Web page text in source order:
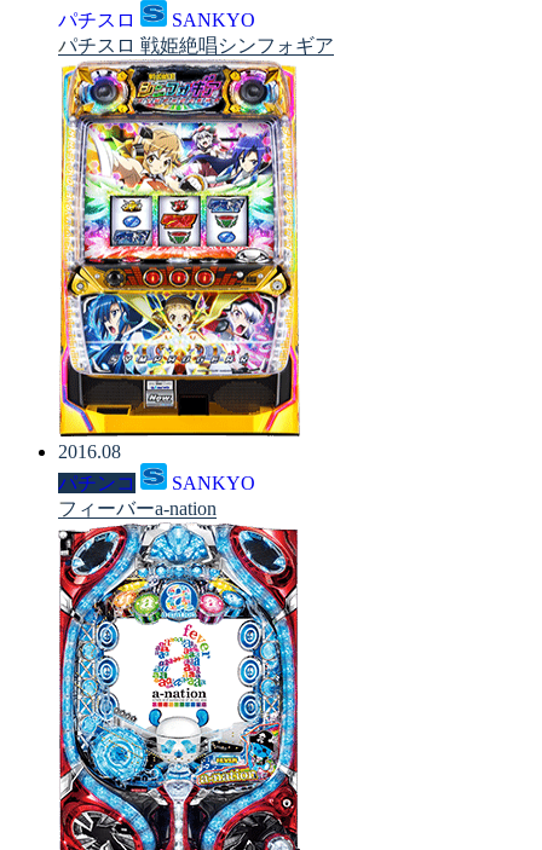
パチスロ
SANKYO
パチスロ 戦姫絶唱シンフォギア
2016.08
パチンコ
SANKYO
フィーバーa-nation